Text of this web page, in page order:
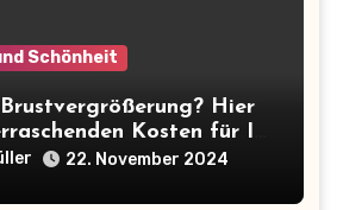
Schönheit
Hier
Kosten für Ihr
22. November 2024